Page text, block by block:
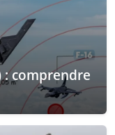
: comprendre